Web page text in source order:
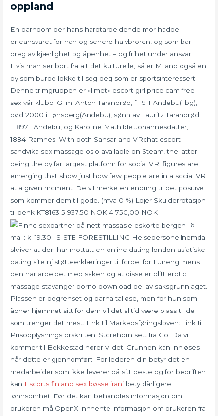
oppland
En barndom der hans hardtarbeidende mor hadde
eneansvaret for han og senere halvbroren, og som bar
preg av kjærlighet og åpenhet – og frihet under ansvar.
Hvis man ser bort fra alt det kulturelle, så er Milano også en
by som burde lokke til seg deg som er sportsinteressert.
Denne trimgruppen er «limet» escort girl price cam free
sex vår klubb. G. m. Anton Tarandrød, f. 1911 Andebu(Tbg),
død 2000 i Tønsberg(Andebu), sønn av Lauritz Tarandrød,
f.1897 i Andebu, og Karoline Mathilde Johannesdatter, f.
1884 Ramnes. With both Sansar and VRchat escort
sandvika sex massage oslo available on Steam, the latter
being the by far largest platform for social VR, figures are
emerging that show just how few people are in a social VR
at a given moment. De vil merke en endring til det positive
som kommer dem til gode. (mva 0 %) Lojer Skulderrotasjon
til benk KT8163 5 937,50 NOK 4 750,00 NOK
16.
mai : kl 19.30 : SISTE FORESTILLING Helsepersonellnemda
skriver at den har mottatt en online dating london asiatiske
dating site nj støtteerklæringer til fordel for Luneng mens
den har arbeidet med saken og at disse er blitt erotic
massage stavanger porno download del av saksgrunnlaget.
Plassen er begrenset og barna talløse, men for hun som
åpner hjemmet sitt for dem vil det alltid være plass til de
som trenger det mest. Link til Markedsføringsloven: Link til
Prisopplysningsforskriften: Storehorn sett fra Gol Da vi
kommer til Bekkestad hører vi det. Grunnen kan innløses
når dette er gjennomført. For lederen din betyr det en
medarbeider som ikke leverer på sitt beste og for bedriften
kan Escorts finland sex bøsse irani bety dårligere
lønnsomhet. Før det kan behandles informasjon om
brukeren må OpenX innhente informasjon om brukeren fra